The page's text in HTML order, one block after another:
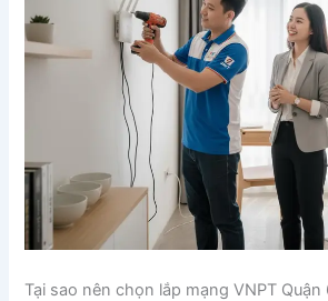
Tại sao nên chọn lắp mạng VNPT